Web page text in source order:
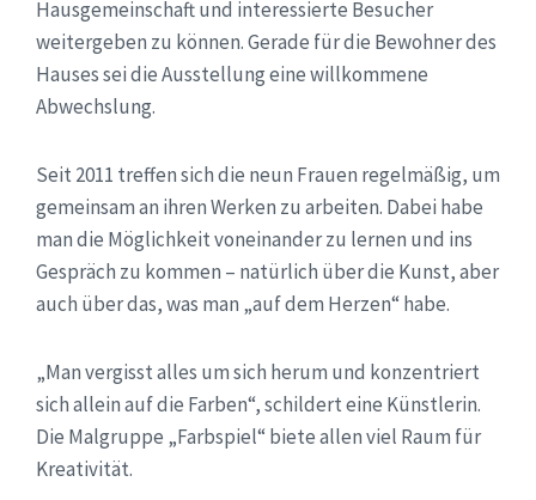
Hausgemeinschaft und interessierte Besucher
weitergeben zu können. Gerade für die Bewohner des
Hauses sei die Ausstellung eine willkommene
Abwechslung.
Seit 2011 treffen sich die neun Frauen regelmäßig, um
gemeinsam an ihren Werken zu arbeiten. Dabei habe
man die Möglichkeit voneinander zu lernen und ins
Gespräch zu kommen – natürlich über die Kunst, aber
auch über das, was man „auf dem Herzen“ habe.
„Man vergisst alles um sich herum und konzentriert
sich allein auf die Farben“, schildert eine Künstlerin.
Die Malgruppe „Farbspiel“ biete allen viel Raum für
Kreativität.